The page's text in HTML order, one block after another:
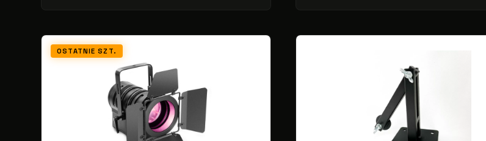
OSTATNIE SZT.